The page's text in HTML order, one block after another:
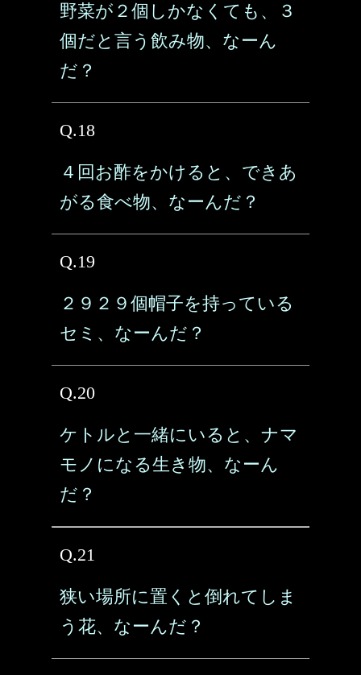
野菜が２個しかなくても、３
個だと言う飲み物、なーん
だ？
Q.18
４回お酢をかけると、できあ
がる食べ物、なーんだ？
Q.19
２９２９個帽子を持っている
セミ、なーんだ？
Q.20
ケトルと一緒にいると、ナマ
モノになる生き物、なーん
だ？
Q.21
狭い場所に置くと倒れてしま
う花、なーんだ？